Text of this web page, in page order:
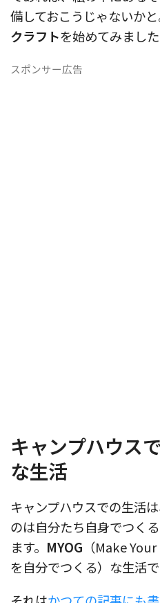
備しておこうじゃないかと
クラフトを始めてみました
スポンサー広告
キャンプハウス
な生活
キャンプハウスでの生活
のは自分たち自身でつく
ます。 MYOG （Make
を自分でつくる）な生活で